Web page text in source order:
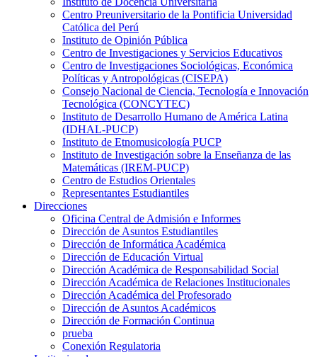
Centro Preuniversitario de la Pontificia Universidad
Católica del Perú
Instituto de Opinión Pública
Centro de Investigaciones y Servicios Educativos
Centro de Investigaciones Sociológicas, Económica
Políticas y Antropológicas (CISEPA)
Consejo Nacional de Ciencia, Tecnología e Innovación
Tecnológica (CONCYTEC)
Instituto de Desarrollo Humano de América Latina
(IDHAL-PUCP)
Instituto de Etnomusicología PUCP
Instituto de Investigación sobre la Enseñanza de las
Matemáticas (IREM-PUCP)
Centro de Estudios Orientales
Representantes Estudiantiles
Direcciones
Oficina Central de Admisión e Informes
Dirección de Asuntos Estudiantiles
Dirección de Informática Académica
Dirección de Educación Virtual
Dirección Académica de Responsabilidad Social
Dirección Académica de Relaciones Institucionales
Dirección Académica del Profesorado
Dirección de Asuntos Académicos
Dirección de Formación Continua
prueba
Conexión Regulatoria